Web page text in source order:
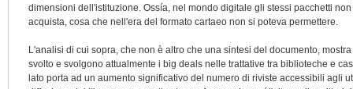
dimensioni dell'istituzione. Ossía, nel mondo digitale gli stessi pacchetti
acquista, cosa che nell'era del formato cartaeo non si poteva permettere.
L'analisi di cui sopra, che non è altro che una sintesi del documento,
svolto e svolgono attualmente i big deals nelle trattative tra biblioteche e
lato porta ad un aumento significativo del numero di riviste accessibili agli